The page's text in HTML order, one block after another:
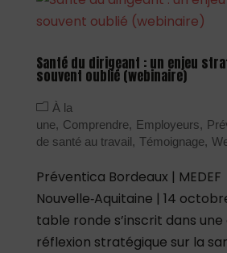
Santé du dirigeant : un enjeu
souvent oublié (webinaire)
À la
une
Comprendre Employeurs
de santé au travail Témoignage
Préventica Bordeaux | MEDEF
Nouvelle‑Aquitaine | 14
table ronde s’inscrit dans
réflexion stratégique sur la